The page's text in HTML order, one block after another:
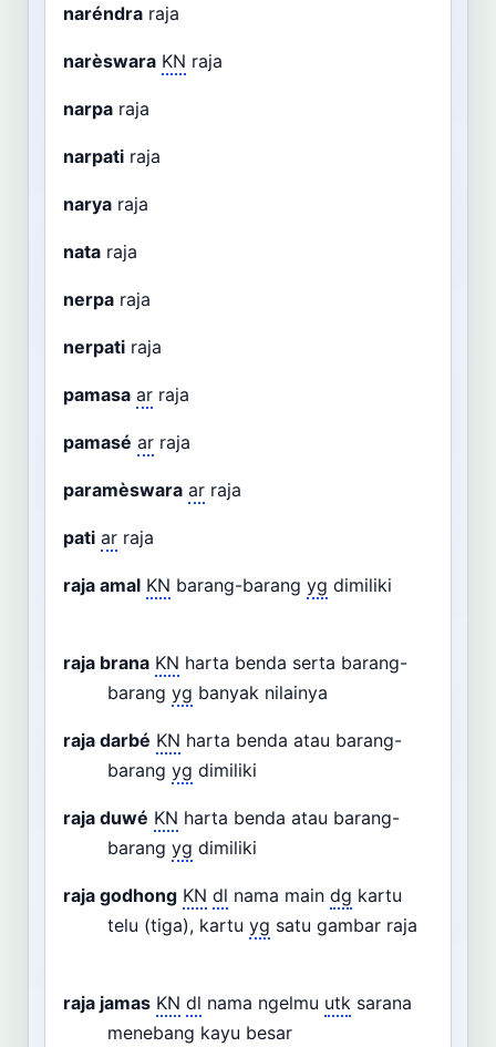
naréndra raja
narèswara KN raja
narpa raja
narpati raja
narya raja
nata raja
nerpa raja
nerpati raja
pamasa ar raja
pamasé ar raja
paramèswara ar raja
pati ar raja
raja amal KN barang-barang yg dimiliki
raja brana KN harta benda serta barang-
barang yg banyak nilainya
raja darbé KN harta benda atau barang-
barang yg dimiliki
raja duwé KN harta benda atau barang-
barang yg dimiliki
raja godhong KN dl nama main dg kartu
telu (tiga), kartu yg satu gambar raja
raja jamas KN dl nama ngelmu utk sarana
menebang kayu besar